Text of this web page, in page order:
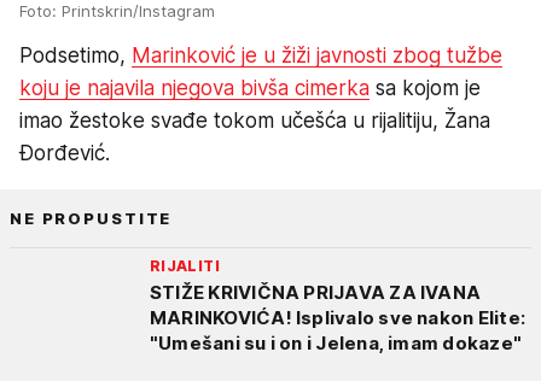
Foto: Printskrin/Instagram
Podsetimo, Marinković je u žiži javnosti zbog tužbe
koju je najavila njegova bivša cimerka sa kojom je
imao žestoke svađe tokom učešća u rijalitiju, Žana
Đorđević.
NE PROPUSTITE
RIJALITI
STIŽE KRIVIČNA PRIJAVA ZA IVANA
MARINKOVIĆA! Isplivalo sve nakon Elite:
"Umešani su i on i Jelena, imam dokaze"